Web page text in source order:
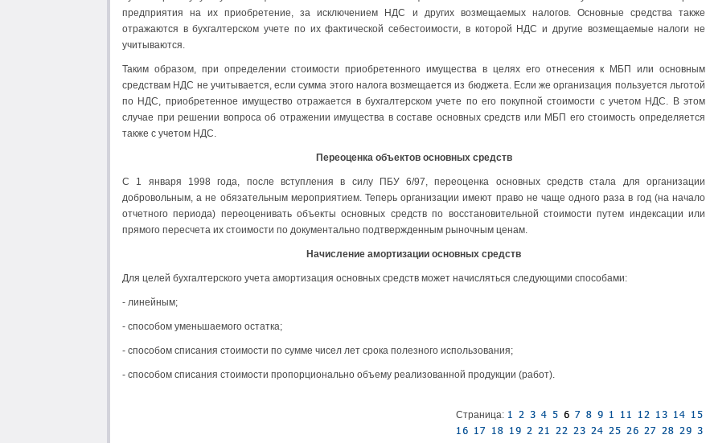
предприятия на их приобретение, за исключением НДС и других возмещаемых налогов. Основные средства также
отражаются в бухгалтерском учете по их фактической себестоимости, в которой НДС и другие возмещаемые налоги не
учитываются.
Таким образом, при определении стоимости приобретенного имущества в целях его отнесения к МБП или основным
средствам НДС не учитывается, если сумма этого налога возмещается из бюджета. Если же организация пользуется льготой
по НДС, приобретенное имущество отражается в бухгалтерском учете по его покупной стоимости с учетом НДС. В этом
случае при решении вопроса об отражении имущества в составе основных средств или МБП его стоимость определяется
также с учетом НДС.
Переоценка объектов основных средств
С 1 января 1998 года, после вступления в силу ПБУ 6/97, переоценка основных средств стала для организации
добровольным, а не обязательным мероприятием. Теперь организации имеют право не чаще одного раза в год (на начало
отчетного периода) переоценивать объекты основных средств по восстановительной стоимости путем индексации или
прямого пересчета их стоимости по документально подтвержденным рыночным ценам.
Начисление амортизации основных средств
Для целей бухгалтерского учета амортизация основных средств может начисляться следующими способами:
- линейным;
- способом уменьшаемого остатка;
- способом списания стоимости по сумме чисел лет срока полезного использования;
- способом списания стоимости пропорционально объему реализованной продукции (работ).
Страница: